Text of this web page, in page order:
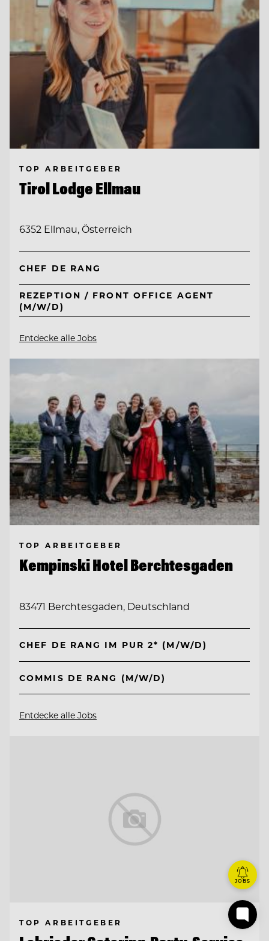
TOP ARBEITGEBER
Tirol Lodge Ellmau
6352 Ellmau, Österreich
CHEF DE RANG
REZEPTION / FRONT OFFICE AGENT
(M/W/D)
Entdecke alle Jobs
TOP ARBEITGEBER
Kempinski Hotel Berchtesgaden
83471 Berchtesgaden, Deutschland
CHEF DE RANG IM PUR 2* (M/W/D)
COMMIS DE RANG (M/W/D)
Entdecke alle Jobs
TOP ARBEITGEBER
JOBS